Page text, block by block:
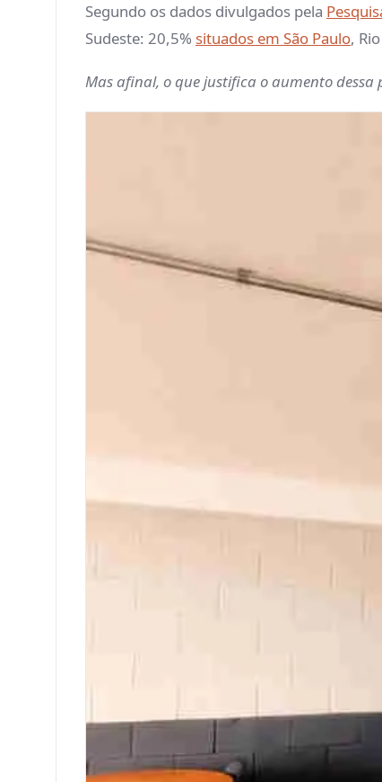
Segundo os dados divulgados pela
Sudeste: 20,5% situados em São Paulo,
Mas afinal, o que justifica o aumento dessa